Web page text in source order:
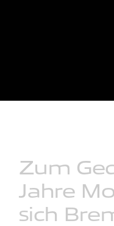
Zum
Jahre
sich